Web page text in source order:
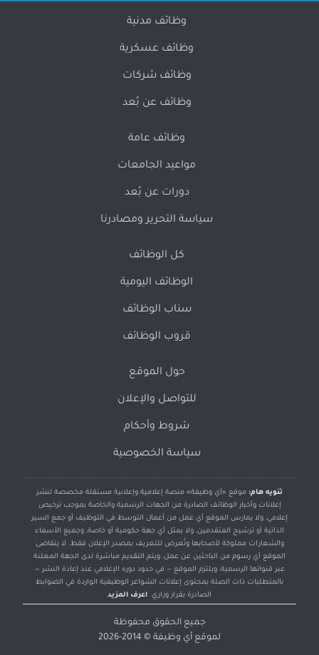
وظائف مدنية
وظائف عسكرية
وظائف شركات
وظائف عن بُعد
وظائف عامة
مواعيد الجامعات
دورات عن بُعد
سياسة التحرير ومصادرنا
كل الوظائف
الوظائف اليومية
سناب الوظائف
قروب الوظائف
حول الموقع
للتواصل والإعلان
شروط وأحكام
سياسة الخصوصية
تنويه هام: موقع «أي وظيفة» منصة إعلامية وإعلانية مستقلة مخصصة لنشر
إعلانات وأخبار الوظائف الصادرة من الجهات الرسمية والخاصة بموجب ترخيص
إعلامي، ولا يمارس الموقع أي عمل من أعمال التوسط في التوظيف أو جمع السير
الذاتية أو ترشيح المتقدمين، ولا يمثل أي جهة حكومية أو خاصة، وجميع الأسماء
والشعارات مملوكة لأصحابها وتُعرض للتعريف بمصدر الإعلان فقط. لا يتقاضى
الموقع أي رسوم من الباحثين عن عمل، ويتم التقديم مباشرة لدى الجهة المعلنة
عبر قنواتها الرسمية، ويلتزم الموقع — في حدود دوره الإعلامي عند إعادة النشر —
بالمتطلبات ذات الصلة بمحتوى إعلانات الشواغر الوظيفية الواردة في الضوابط
الصادرة بقرار وزاري. اعرف المزيد
جميع الحقوق محفوظة
لموقع أي وظيفة © 2014-2026